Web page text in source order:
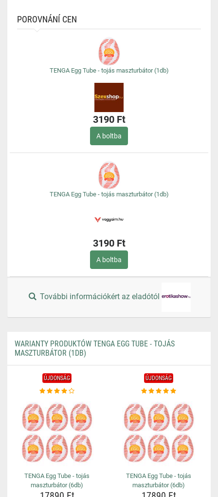
POROVNÁNÍ CEN
TENGA Egg Tube - tojás maszturbátor (1db)
3190 Ft
A boltba
TENGA Egg Tube - tojás maszturbátor (1db)
3190 Ft
A boltba
További információkért az eladótól
WARIANTY PRODUKTÓW TENGA EGG TUBE - TOJÁS
MASZTURBÁTOR (1DB)
ÚJDONSÁG
TENGA Egg Tube - tojás
maszturbátor (6db)
ÚJDONSÁG
TENGA Egg Tube - tojás
maszturbátor (6db)